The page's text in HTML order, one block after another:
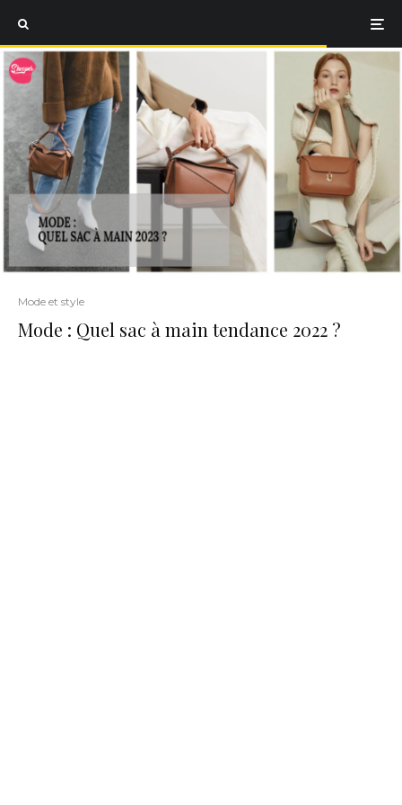
Mode et style
Mode : Quel sac à main tendance 2022 ?